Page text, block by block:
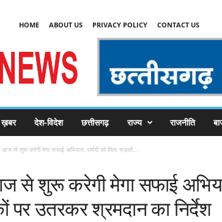
HOME ABOUT US PRIVACY POLICY CONTACT US
देश-विदेश छत्तीसगढ़ राज्य राजनीति
आज से शुरू करेगी मेगा सफाई अभियान, पार्षदों को मिला सड़कों...
से शुरू करेगी मेगा सफाई
पर उतरकर श्रमदान का निर्देश